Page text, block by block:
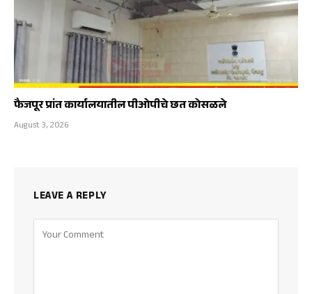
फैजपूर प्रांत कार्यालयातील पीओपीचे छत कोसळले
August 3, 2026
LEAVE A REPLY